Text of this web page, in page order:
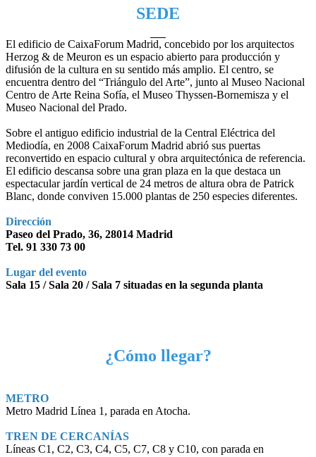
SEDE
El edificio de CaixaForum Madrid, concebido por los arquitectos
Herzog & de Meuron es un espacio abierto para producción y
difusión de la cultura en su sentido más amplio. El centro, se
encuentra dentro del “Triángulo del Arte”, junto al Museo Nacional
Centro de Arte Reina Sofía, el Museo Thyssen-Bornemisza y el
Museo Nacional del Prado.
Sobre el antiguo edificio industrial de la Central Eléctrica del
Mediodía, en 2008 CaixaForum Madrid abrió sus puertas
reconvertido en espacio cultural y obra arquitectónica de referencia.
El edificio descansa sobre una gran plaza en la que destaca un
espectacular jardín vertical de 24 metros de altura obra de Patrick
Blanc, donde conviven 15.000 plantas de 250 especies diferentes.
Dirección
Paseo del Prado, 36, 28014 Madrid
Tel. 91 330 73 00
Lugar del evento
Sala 15 / Sala 20 / Sala 7 situadas en la segunda planta
¿Cómo llegar?
METRO
Metro Madrid Línea 1, parada en Atocha.
TREN DE CERCANÍAS
Líneas C1, C2, C3, C4, C5, C7, C8 y C10, con parada en